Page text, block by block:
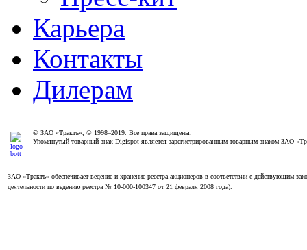
Карьера
Контакты
Дилерам
© ЗАО «Трактъ», © 1998–2019. Все права защищены.
Упомянутый товарный знак Digispot является зарегистрированным товарным знаком ЗАО
ЗАО «Трактъ» обеспечивает ведение и хранение реестра акционеров в соответствии с действующим
деятельности по ведению реестра № 10-000-100347 от 21 февраля 2008 года).